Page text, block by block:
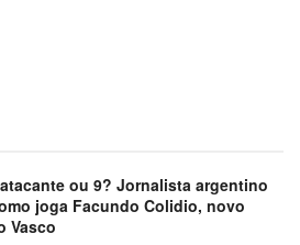
atacante ou 9? Jornalista argentino
joga Facundo Colidio, novo
Vasco